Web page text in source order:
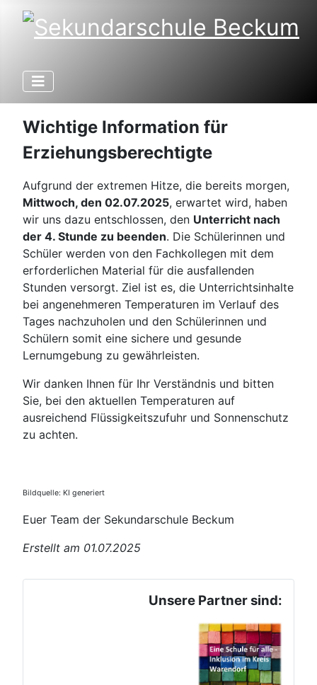
Wichtige Information für
Erziehungsberechtigte
Aufgrund der extremen Hitze, die bereits morgen,
Mittwoch, den 02.07.2025, erwartet wird, haben
wir uns dazu entschlossen, den Unterricht nach
der 4. Stunde zu beenden. Die Schülerinnen und
Schüler werden von den Fachkollegen mit dem
erforderlichen Material für die ausfallenden
Stunden versorgt. Ziel ist es, die Unterrichtsinhalte
bei angenehmeren Temperaturen im Verlauf des
Tages nachzuholen und den Schülerinnen und
Schülern somit eine sichere und gesunde
Lernumgebung zu gewährleisten.
Wir danken Ihnen für Ihr Verständnis und bitten
Sie, bei den aktuellen Temperaturen auf
ausreichend Flüssigkeitszufuhr und Sonnenschutz
zu achten.
Bildquelle: KI generiert
Euer Team der Sekundarschule Beckum
Erstellt am 01.07.2025
Unsere Partner sind: